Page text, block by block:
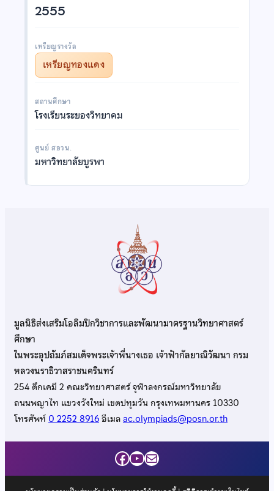
2555
เหรียญรางวัล
เหรียญทองแดง
สถานศึกษา
โรงเรียนระยองวิทยาคม
ศูนย์ สอวน.
มหาวิทยาลัยบูรพา
มูลนิธิส่งเสริมโอลิมปิกวิชาการและพัฒนามาตรฐานวิทยาศาสตร์
ศึกษา
ในพระอุปถัมภ์สมเด็จพระเจ้าพี่นางเธอ เจ้าฟ้ากัลยาณิวัฒนา กรม
หลวงนราธิวาสราชนครินทร์
254 ตึกเคมี 2 คณะวิทยาศาสตร์ จุฬาลงกรณ์มหาวิทยาลัย
ถนนพญาไท แขวงวังใหม่ เขตปทุมวัน กรุงเทพมหานคร 10330
โทรศัพท์0 2252 8916อีเมลac.olympiads@posn.or.th
Facebook
YouTube
Mail